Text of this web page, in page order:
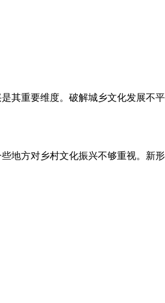
重要维度。破解城乡文化发展不
地方对乡村文化振兴不够重视。新